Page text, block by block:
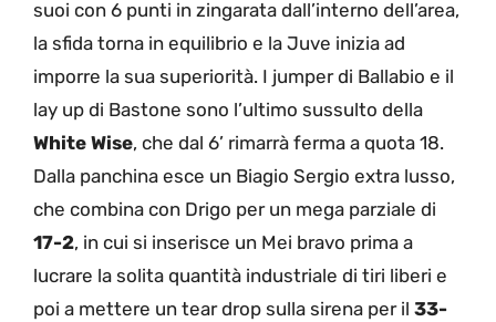
suoi con 6 punti in zingarata dall’interno dell’area,
la sfida torna in equilibrio e la Juve inizia ad
imporre la sua superiorità. I jumper di Ballabio e il
lay up di Bastone sono l’ultimo sussulto della
White Wise, che dal 6’ rimarrà ferma a quota 18.
Dalla panchina esce un Biagio Sergio extra lusso,
che combina con Drigo per un mega parziale di
17-2, in cui si inserisce un Mei bravo prima a
lucrare la solita quantità industriale di tiri liberi e
poi a mettere un tear drop sulla sirena per il 33-